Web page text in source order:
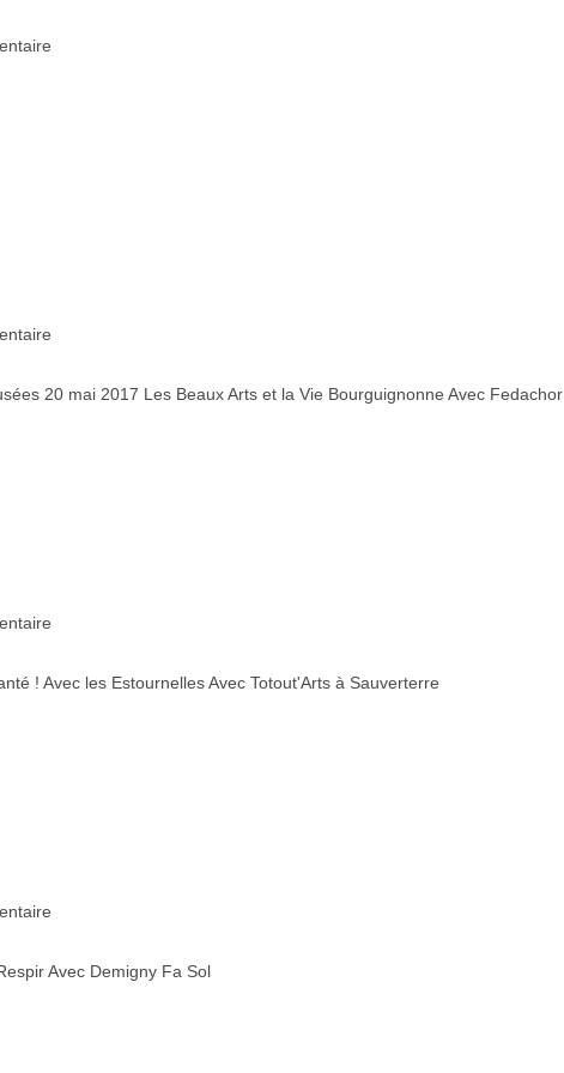
20 mai 2017 Les Beaux Arts et la Vie Bourguignonne Avec Fedachor
! Avec les Estournelles Avec Totout'Arts à Sauverterre
Avec Demigny Fa Sol